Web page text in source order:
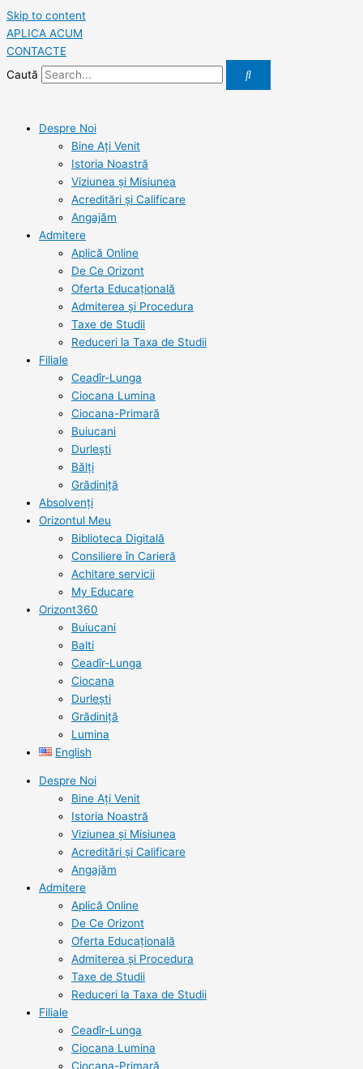
Skip to content
APLICA ACUM
CONTACTE
Caută
Despre Noi
Bine Ați Venit
Istoria Noastră
Viziunea şi Misiunea
Acreditări şi Calificare
Angajăm
Admitere
Aplică Online
De Ce Orizont
Oferta Educațională
Admiterea și Procedura
Taxe de Studii
Reduceri la Taxa de Studii
Filiale
Ceadîr-Lunga
Ciocana Lumina
Ciocana-Primară
Buiucani
Durlești
Bălți
Grădiniță
Absolvenți
Orizontul Meu
Biblioteca Digitală
Consiliere în Carieră
Achitare servicii
My Educare
Orizont360
Buiucani
Balti
Ceadîr-Lunga
Ciocana
Durlești
Grădiniță
Lumina
English
Despre Noi
Bine Ați Venit
Istoria Noastră
Viziunea şi Misiunea
Acreditări şi Calificare
Angajăm
Admitere
Aplică Online
De Ce Orizont
Oferta Educațională
Admiterea și Procedura
Taxe de Studii
Reduceri la Taxa de Studii
Filiale
Ceadîr-Lunga
Ciocana Lumina
Ciocana-Primară